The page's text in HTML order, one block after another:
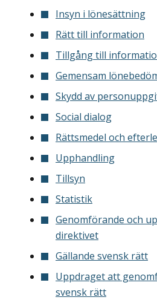
Insyn i lönesättning
Rätt till information
Tillgång till
Gemensam
Skydd av
Social dialog
Rättsmedel och
Upphandling
Tillsyn
Statistik
Genomförande och
direktivet
Gällande svensk rätt
Uppdraget att
svensk rätt